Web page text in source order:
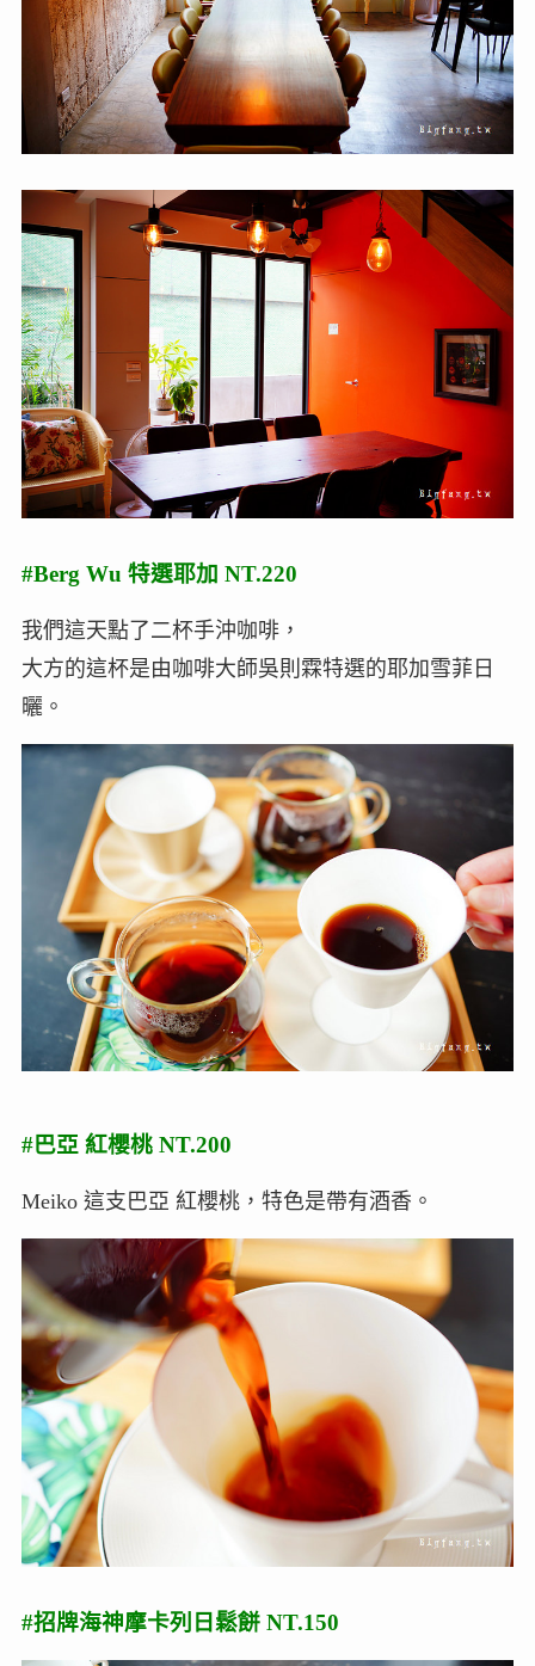
#Berg Wu 特選耶加 NT.220
我們這天點了二杯手沖咖啡，
大方的這杯是由咖啡大師吳則霖特選的耶加雪菲日
曬。
#巴亞 紅櫻桃 NT.200
Meiko 這支巴亞 紅櫻桃，特色是帶有酒香。
#招牌海神摩卡列日鬆餅 NT.150